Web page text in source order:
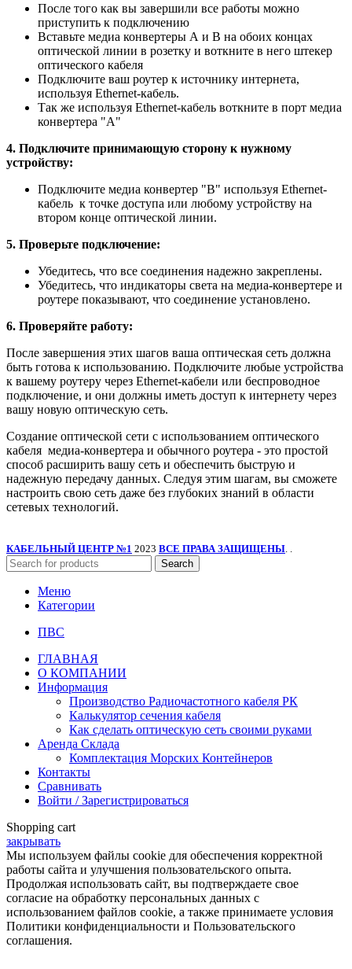
После того как вы завершили все работы можно
приступить к подключению
Вставьте медиа конвертеры А и В на обоих концах
оптической линии в розетку и воткните в него штекер
оптического кабеля
Подключите ваш роутер к источнику интернета,
используя Ethernet-кабель.
Так же используя Ethernet-кабель воткните в порт медиа
конвертера "А"
4. Подключите принимающую сторону к нужному
устройству:
Подключите медиа конвертер "В" используя Ethernet-
кабель к точке доступа или любому устройству на
втором конце оптической линии.
5. Проверьте подключение:
Убедитесь, что все соединения надежно закреплены.
Убедитесь, что индикаторы света на медиа-конвертере и
роутере показывают, что соединение установлено.
6. Проверяйте работу:
После завершения этих шагов ваша оптическая сеть должна
быть готова к использованию. Подключите любые устройства
к вашему роутеру через Ethernet-кабели или беспроводное
подключение, и они должны иметь доступ к интернету через
вашу новую оптическую сеть.
Создание оптической сети с использованием оптического
кабеля медиа-конвертера и обычного роутера - это простой
способ расширить вашу сеть и обеспечить быструю и
надежную передачу данных. Следуя этим шагам, вы сможете
настроить свою сеть даже без глубоких знаний в области
сетевых технологий.
КАБЕЛЬНЫЙ ЦЕНТР №1 2023 ВСЕ ПРАВА ЗАЩИЩЕНЫ
Search
Меню
Категории
ПВС
ГЛАВНАЯ
О КОМПАНИИ
Информация
Производство Радиочастотного кабеля РК
Калькулятор сечения кабеля
Как сделать оптическую сеть своими руками
Аренда Склада
Комплектация Морских Контейнеров
Контакты
Сравнивать
Войти / Зарегистрироваться
Shopping cart
закрывать
Мы используем файлы cookie для обеспечения корректной
работы сайта и улучшения пользовательского опыта.
Продолжая использовать сайт, вы подтверждаете свое
согласие на обработку персональных данных с
использованием файлов cookie, а также принимаете условия
Политики конфиденциальности и Пользовательского
соглашения.